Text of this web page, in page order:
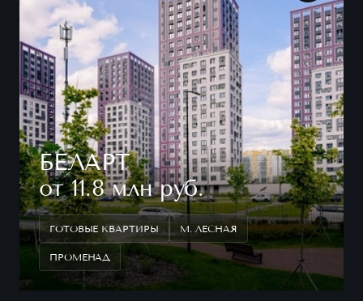
БЕЛАРТ
от 11.8 млн руб.
ГОТОВЫЕ КВАРТИРЫ М. ЛЕСНАЯ
ПРОМЕНАД